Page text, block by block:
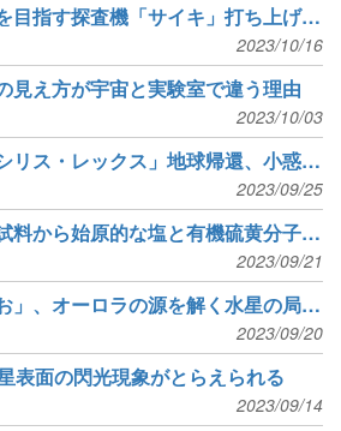
金属小惑星を目指す探査機「サイキ」打ち上げ成功
2023/10/16
見え方が宇宙と実験室で違う理由
2023/10/03
探査機「オシリス・レックス」地球帰還、小惑星ベンヌの試料入りカプセルを届ける
2023/09/25
リュウグウ試料から始原的な塩と有機硫黄分子群を発見
2023/09/21
探査機「みお」、オーロラの源を解く水星の局所的コーラス波動を発見
2023/09/20
表面の閃光現象がとらえられる
2023/09/14